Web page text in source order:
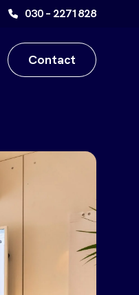
030 – 2271828
Contact